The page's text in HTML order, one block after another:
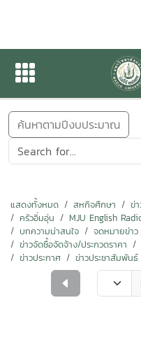
ข่าวสารกิจกร
ค้นหาตามปีงบประมาณ
แสดงทั้งหมด สหกิจศึกษา ข่
ครัวอิ่มอุ่น
MJU English
บทความน่าสนใจ
จดหมายข่าว
ข่าวจัดซื้อจัดจ้าง/ประกวดราคา
ข่าวประกาศ
ข่าวประชาสัมพันธ์